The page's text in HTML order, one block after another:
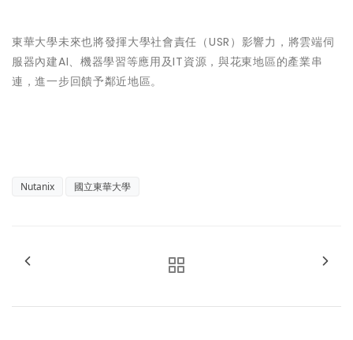
東華大學未來也將發揮大學社會責任（USR）影響力，將雲端伺
服器內建AI、機器學習等應用及IT資源，與花東地區的產業串
連，進一步回饋予鄰近地區。
Nutanix 國立東華大學